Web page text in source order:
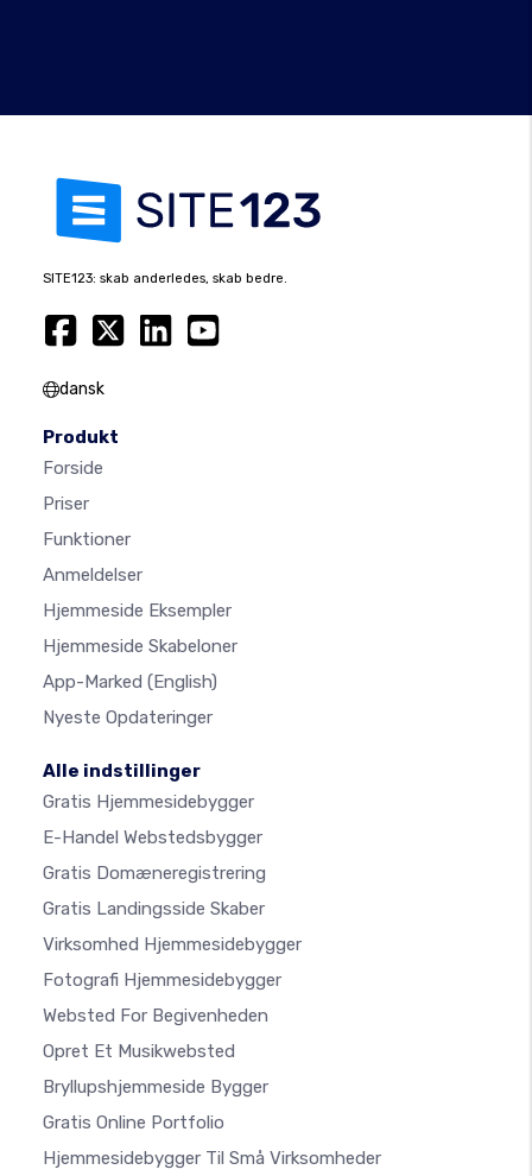
SITE123: skab anderledes, skab bedre.
dansk
Produkt
Forside
Priser
Funktioner
Anmeldelser
Hjemmeside Eksempler
Hjemmeside Skabeloner
App-Marked (English)
Nyeste Opdateringer
Alle indstillinger
Gratis Hjemmesidebygger
E-Handel Webstedsbygger
Gratis Domæneregistrering
Gratis Landingsside Skaber
Virksomhed Hjemmesidebygger
Fotografi Hjemmesidebygger
Websted For Begivenheden
Opret Et Musikwebsted
Bryllupshjemmeside Bygger
Gratis Online Portfolio
Hjemmesidebygger Til Små Virksomheder